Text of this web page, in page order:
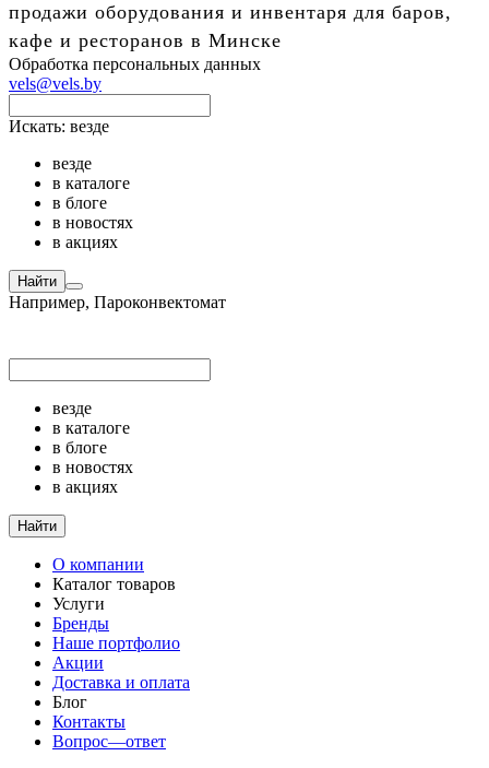
продажи оборудования и инвентаря для баров,
кафе и ресторанов в Минске
Обработка персональных данных
vels@vels.by
Искать: везде
везде
в каталоге
в блоге
в новостях
в акциях
Найти
Например, Пароконвектомат
везде
в каталоге
в блоге
в новостях
в акциях
Найти
О компании
Каталог товаров
Услуги
Бренды
Наше портфолио
Акции
Доставка и оплата
Блог
Контакты
Вопрос—ответ